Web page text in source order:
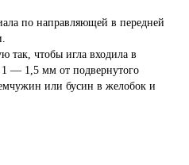
по направляющей в передней
так, чтобы игла входила в
1 — 1,5 мм от подвернутого
или бусин в желобок и